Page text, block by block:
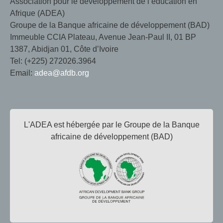
Afrique (ADEA)
Groupe de la Banque africaine de développement (BAD)
Immeuble CCIA Plateau, Avenue Jean-Paul II, 01 BP
1387, Abidjan 01, Côte d’Ivoire
Tel: (+225) 272026.3964
Email: adea@afdb.org
L'ADEA est hébergée par le Groupe de la Banque
africaine de développement (BAD)